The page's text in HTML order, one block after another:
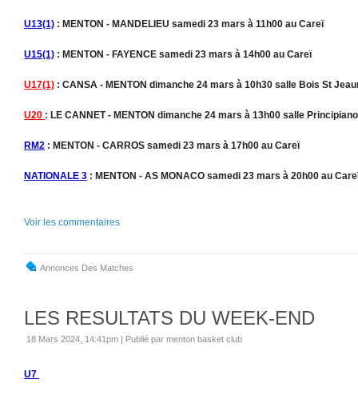
U13(1) : MENTON - MANDELIEU samedi 23 mars à 11h00 au Careï
U15(1) : MENTON - FAYENCE samedi 23 mars à 14h00 au Careï
U17(1) : CANSA - MENTON dimanche 24 mars à 10h30 salle Bois St
U20 : LE CANNET - MENTON dimanche 24 mars à 13h00 salle
RM2 : MENTON - CARROS samedi 23 mars à 17h00 au Careï
NATIONALE 3 : MENTON - AS MONACO samedi 23 mars à 20h00 au
Voir les commentaires
Annonces Des Matches
LES RESULTATS DU WEEK-END
18 Mars 2024, 14:41pm | Publié par menton basket club
U7